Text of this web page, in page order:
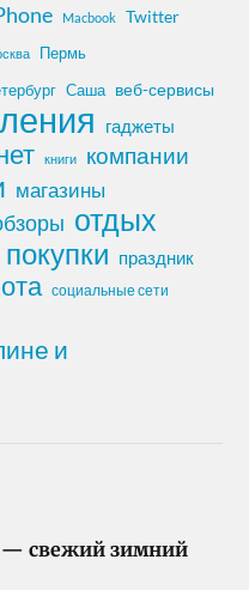
Macbook Twitter
Пермь
Саша веб-сервисы
гаджеты
книги компании
магазины
отдых
покупки праздник
социальные сети
и
свежий зимний